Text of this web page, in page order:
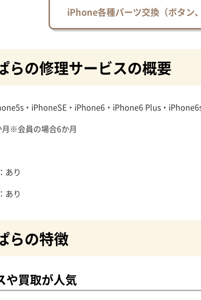
iPhone各種パーツ交換（ボタン
らの修理サービスの概要
・iPhoneSE・iPhone6・iPhone6 Plus・
※会員の場合6か月
あり
あり
らの特徴
や買取が人気